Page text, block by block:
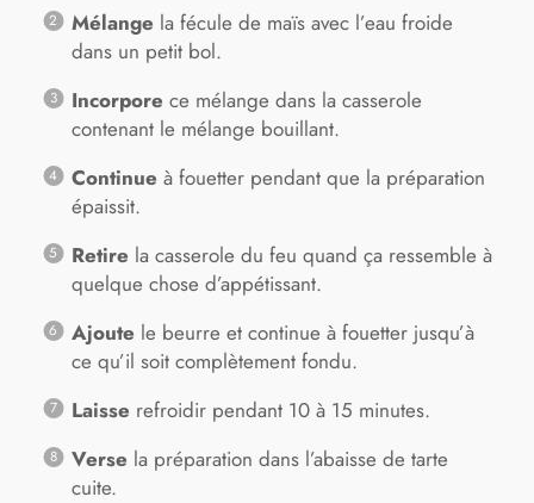
Mélange la fécule de maïs avec l’eau froide
dans un petit bol.
Incorpore ce mélange dans la casserole
contenant le mélange bouillant.
Continue à fouetter pendant que la préparation
épaissit.
Retire la casserole du feu quand ça ressemble à
quelque chose d’appétissant.
Ajoute le beurre et continue à fouetter jusqu’à
ce qu’il soit complètement fondu.
Laisse refroidir pendant 10 à 15 minutes.
Verse la préparation dans l’abaisse de tarte
cuite.